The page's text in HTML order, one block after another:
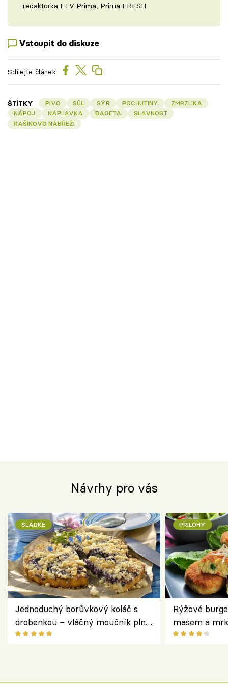
redaktorka FTV Prima, Prima FRESH
Vstoupit do diskuze
Sdílejte článek
ŠTÍTKY PIVO SŮL SÝR POCHUTINY
ZMRZLINA
NÁPOJ
NÁPLAVKA BAGETA
SLAVNOST
RAŠÍNOVO NÁBŘEŽÍ
Návrhy pro vás
SLADKÉ
Jednoduchý borůvkový koláč s
drobenkou – vláčný moučník plný
ovoce
PŘÍLOHY
Rýžové
masem a
salátem –